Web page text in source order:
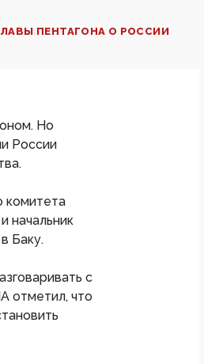
ПЕНТАГОНА О РОССИИ
Но
России
комитета
начальник
Баку.
с
отметил, что